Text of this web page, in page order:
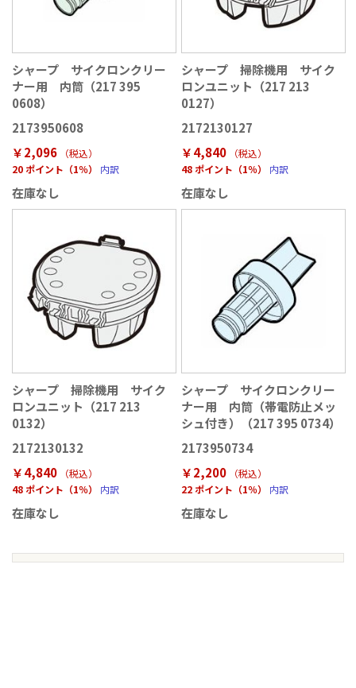
シャープ サイクロンクリー
ナー用 内筒（217 395
0608）
2173950608
￥2,096
（税込）
20 ポイント（1％）
内訳
在庫なし
シャープ 掃除機用 サイク
ロンユニット（217 213
0127）
2172130127
￥4,840
（税込）
48 ポイント（1％）
内訳
在庫なし
シャープ 掃除機用 サイク
ロンユニット（217 213
0132）
2172130132
￥4,840
（税込）
48 ポイント（1％）
内訳
在庫なし
シャープ サイクロンクリー
ナー用 内筒（帯電防止メッ
シュ付き）（217 395 0734）
2173950734
￥2,200
（税込）
22 ポイント（1％）
内訳
在庫なし